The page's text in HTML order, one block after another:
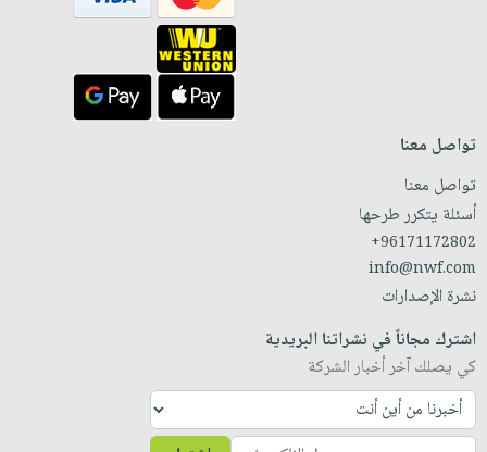
تواصل معنا
تواصل معنا
أسئلة يتكرر طرحها
+96171172802
info@nwf.com
نشرة الإصدارات
اشترك مجاناً في نشراتنا البريدية
كي يصلك آخر أخبار الشركة